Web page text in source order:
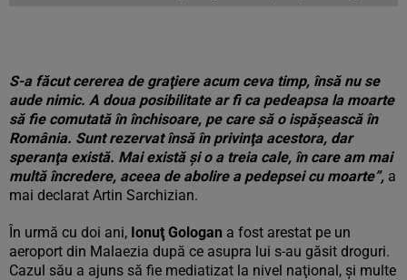
S-a făcut cererea de graţiere acum ceva timp, însă nu se
aude nimic. A doua posibilitate ar fi ca pedeapsa la moarte
să fie comutată în închisoare, pe care să o ispăşească în
România. Sunt rezervat însă în privinţa acestora, dar
speranţa există. Mai există şi o a treia cale, în care am mai
multă încredere, aceea de abolire a pedepsei cu moarte”, a
mai declarat Artin Sarchizian.
În urmă cu doi ani, Ionuţ Gologan a fost arestat pe un
aeroport din Malaezia după ce asupra lui s-au găsit droguri.
Cazul său a ajuns să fie mediatizat la nivel naţional, şi multe